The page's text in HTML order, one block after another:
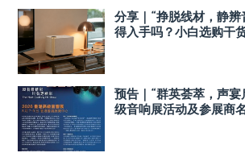
分享｜“挣脱线材，静
得入手吗？小白选购干
预告｜“群英荟萃，声宴
级音响展活动及参展商